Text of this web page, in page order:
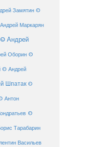
Замятин ©
Маркарян
© Андрей
Оборин ©
© Андрей
Шпатак ©
Антон
©
Тарабарин
Васильев